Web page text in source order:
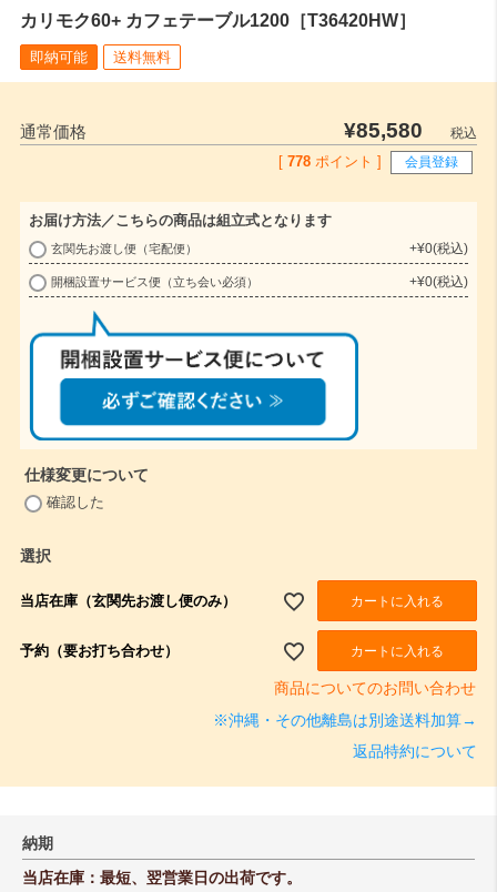
カリモク60+ カフェテーブル1200［T36420HW］
即納可能 送料無料
通常価格 ¥85,580
税込
[ 778 ポイント ] 会員登録
お届け方法／こちらの商品は組立式となります
)
玄関先お渡し便（宅配便） +¥0 税込
開梱設置サービス便（立ち会い必須） +¥0 税込
仕様変更について
確認した
選択
当店在庫（玄関先お渡し便のみ） カートに入れる
予約（要お打ち合わせ） カートに入れる
商品についてのお問い合わせ
※沖縄・その他離島は別途送料加算→
返品特約について
納期
当店在庫：最短、翌営業日の出荷です。